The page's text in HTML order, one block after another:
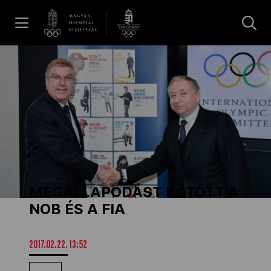
Hírek
Galéria
Dakar 2026
Los Angeles 2028
MOB
MEGÁLLAPODÁST KÖTÖTT A
NOB ÉS A FIA
2017.02.22. 13:52